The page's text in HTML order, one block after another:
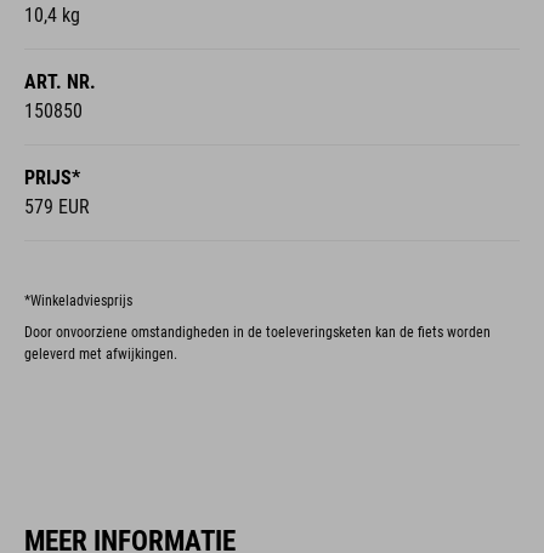
10,4 kg
ART. NR.
150850
PRIJS*
579 EUR
*Winkeladviesprijs
Door onvoorziene omstandigheden in de toeleveringsketen kan de fiets worden
geleverd met afwijkingen.
MEER INFORMATIE